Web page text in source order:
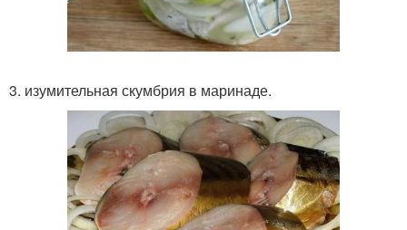
3. изумительная скумбрия в маринаде.